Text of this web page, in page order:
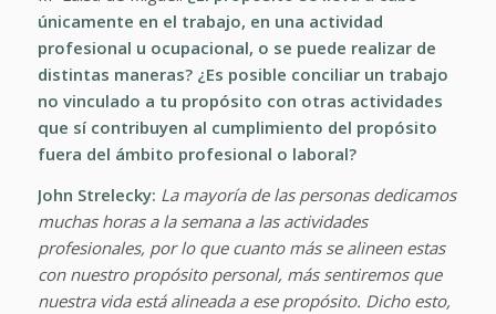
únicamente en el trabajo, en una actividad
profesional u ocupacional, o se puede realizar de
distintas maneras? ¿Es posible conciliar un trabajo
no vinculado a tu propósito con otras actividades
que sí contribuyen al cumplimiento del propósito
fuera del ámbito profesional o laboral?
John Strelecky: La mayoría de las personas dedicamos
muchas horas a la semana a las actividades
profesionales, por lo que cuanto más se alineen estas
con nuestro propósito personal, más sentiremos que
nuestra vida está alineada a ese propósito. Dicho esto,